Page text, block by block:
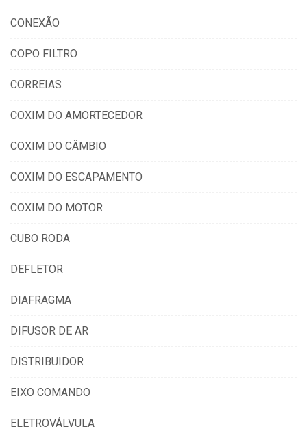
CONEXÃO
COPO FILTRO
CORREIAS
COXIM DO AMORTECEDOR
COXIM DO CÂMBIO
COXIM DO ESCAPAMENTO
COXIM DO MOTOR
CUBO RODA
DEFLETOR
DIAFRAGMA
DIFUSOR DE AR
DISTRIBUIDOR
EIXO COMANDO
ELETROVÁLVULA